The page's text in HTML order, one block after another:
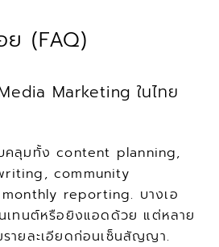
(FAQ)
Marketing ในไทย
คลุมทั้ง content planning,
community
reporting. บางเอ
เทนต์หรือยิงแอดด้วย แต่หลาย
ายละเอียดก่อนเซ็นสัญญา.